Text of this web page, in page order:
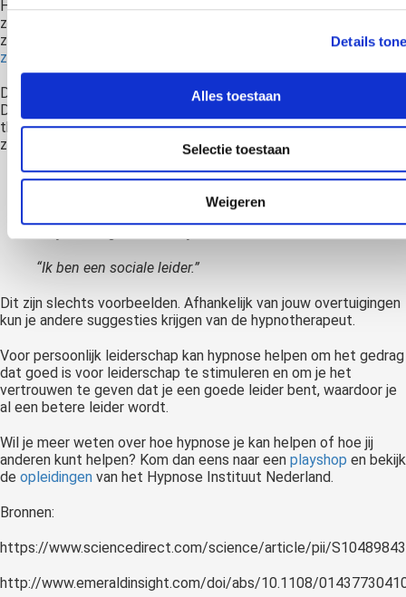
Details
Alles toestaan
Selectie toestaan
Weigeren
Hypnose wordt al heel lang gebruikt voor het verbeteren van
zelfvertrouwen. Ook voor leidinggevenden kan dit van belang
zijn. Technieken zoals visualisaties helpen bijvoorbeeld om het
zelfvertrouwen te verbeteren.
Daarnaast kun je gebruikmaken van hypnotische suggesties.
Deze kan een hypnotherapeut je geven en vervolgens kun je ze
thuis gebruiken tijdens zelfhypnose. Dit kunnen suggesties zijn,
zoals:
“Als ik uitleg wat de effecten van de veranderingen
zijn is iedereen het met me eens.”
“Ik ben een sociale leider.”
Dit zijn slechts voorbeelden. Afhankelijk van jouw overtuigingen
kun je andere suggesties krijgen van de hypnotherapeut.
Voor persoonlijk leiderschap kan hypnose helpen om het gedrag
dat goed is voor leiderschap te stimuleren en om je het
vertrouwen te geven dat je een goede leider bent, waardoor je
al een betere leider wordt.
Wil je meer weten over hoe hypnose je kan helpen of hoe jij
anderen kunt helpen? Kom dan eens naar een playshop en bekijk
de opleidingen van het Hypnose Instituut Nederland.
Bronnen:
https://www.sciencedirect.com/science/article/pii/
http://www.emeraldinsight.com/doi/abs/10.1108/